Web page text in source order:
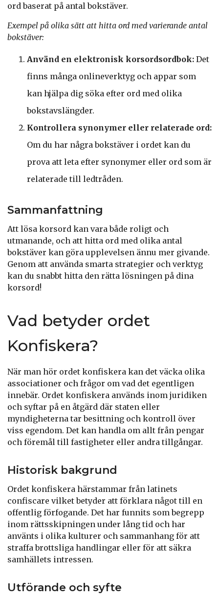
ord baserat på antal bokstäver.
Exempel på olika sätt att hitta ord med varierande antal
bokstäver:
Använd en elektronisk korsordsordbok: Det
finns många onlineverktyg och appar som
kan hjälpa dig söka efter ord med olika
bokstavslängder.
Kontrollera synonymer eller relaterade ord:
Om du har några bokstäver i ordet kan du
prova att leta efter synonymer eller ord som är
relaterade till ledtråden.
Sammanfattning
Att lösa korsord kan vara både roligt och
utmanande, och att hitta ord med olika antal
bokstäver kan göra upplevelsen ännu mer givande.
Genom att använda smarta strategier och verktyg
kan du snabbt hitta den rätta lösningen på dina
korsord!
Vad betyder ordet
Konfiskera?
När man hör ordet konfiskera kan det väcka olika
associationer och frågor om vad det egentligen
innebär. Ordet konfiskera används inom juridiken
och syftar på en åtgärd där staten eller
myndigheterna tar besittning och kontroll över
viss egendom. Det kan handla om allt från pengar
och föremål till fastigheter eller andra tillgångar.
Historisk bakgrund
Ordet konfiskera härstammar från latinets
confiscare vilket betyder att förklara något till en
offentlig förfogande. Det har funnits som begrepp
inom rättsskipningen under lång tid och har
använts i olika kulturer och sammanhang för att
straffa brottsliga handlingar eller för att säkra
samhällets intressen.
Utförande och syfte